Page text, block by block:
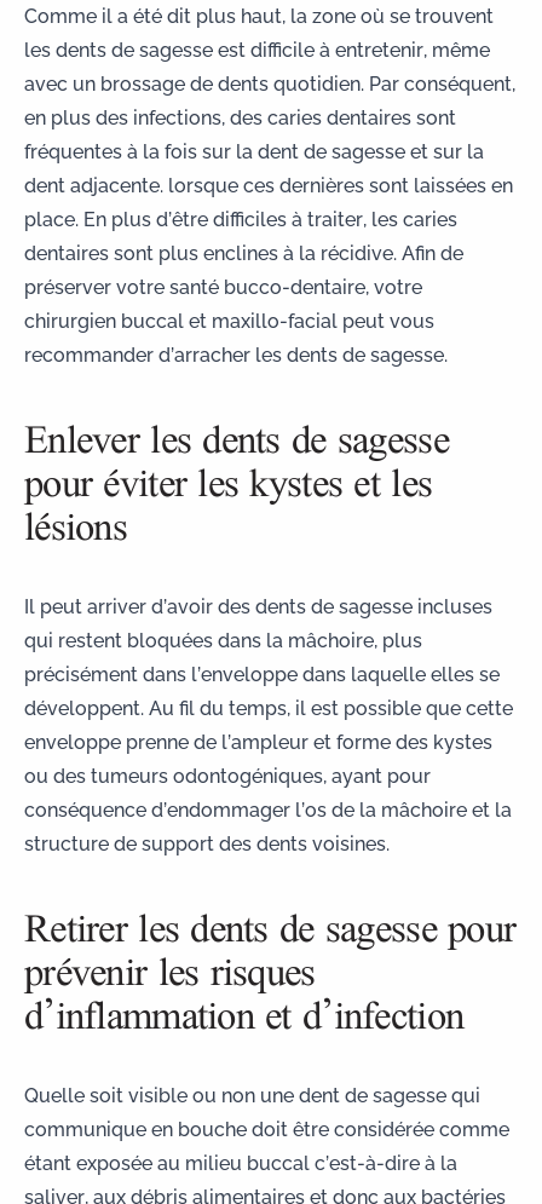
Comme il a été dit plus haut, la zone où se trouvent
les dents de sagesse est difficile à entretenir, même
avec un brossage de dents quotidien. Par conséquent,
en plus des infections, des caries dentaires sont
fréquentes à la fois sur la dent de sagesse et sur la
dent adjacente. lorsque ces dernières sont laissées en
place. En plus d’être difficiles à traiter, les caries
dentaires sont plus enclines à la récidive. Afin de
préserver votre santé bucco-dentaire, votre
chirurgien buccal et maxillo-facial peut vous
recommander d’arracher les dents de sagesse.
Enlever les dents de sagesse
pour éviter les kystes et les
lésions
Il peut arriver d’avoir des dents de sagesse incluses
qui restent bloquées dans la mâchoire, plus
précisément dans l’enveloppe dans laquelle elles se
développent. Au fil du temps, il est possible que cette
enveloppe prenne de l’ampleur et forme des kystes
ou des tumeurs odontogéniques, ayant pour
conséquence d’endommager l’os de la mâchoire et la
structure de support des dents voisines.
Retirer les dents de sagesse pour
prévenir les risques
d’inflammation et d’infection
Quelle soit visible ou non une dent de sagesse qui
communique en bouche doit être considérée comme
étant exposée au milieu buccal c’est-à-dire à la
saliver, aux débris alimentaires et donc aux bactéries